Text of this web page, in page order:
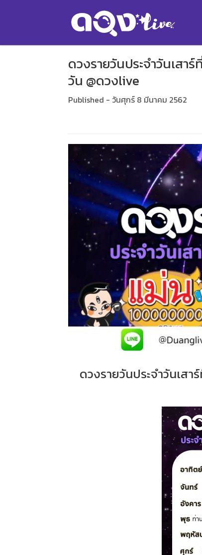
ดวงรายวันประจำวันเสา
วัน @ดวงlive
Published - วันศุกร์ 8 มีนาคม 2562
ดวงรายวันประจำวันเส